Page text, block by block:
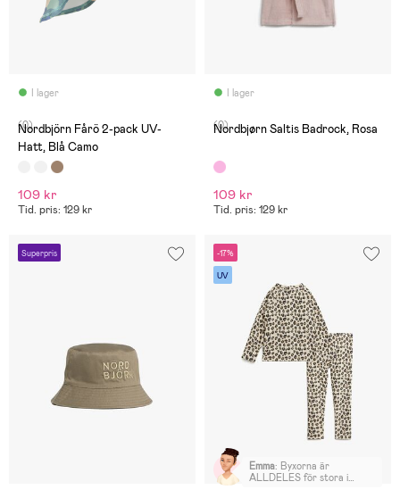
I lager
(0)
Nordbjörn Fårö 2-pack UV-
Hatt, Blå Camo
109 kr
Tid. pris: 129 kr
I lager
(0)
Nordbjørn Saltis Badrock, Rosa
109 kr
Tid. pris: 129 kr
Superpris -17%
UV
Emma: Byxorna är
ALLDELES för stora i